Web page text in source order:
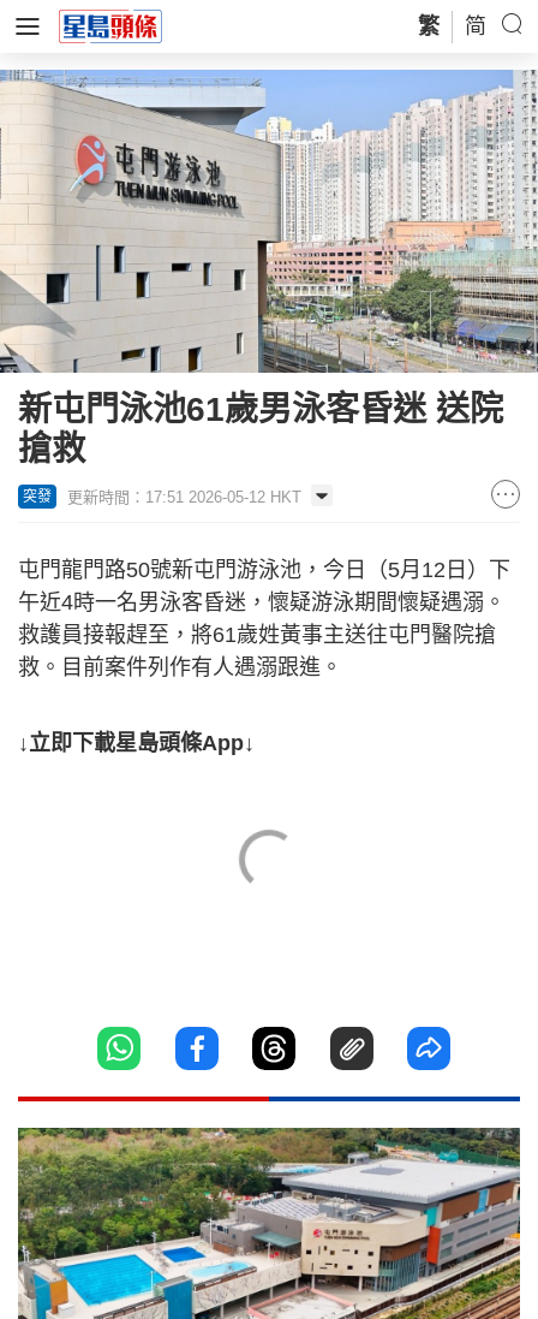
繁 简
新屯門泳池61歲男泳客昏迷 送院
搶救
突發 更新時間：17:51 2026-05-12 HKT
屯門龍門路50號新屯門游泳池，今日（5月12日）下
午近4時一名男泳客昏迷，懷疑游泳期間懷疑遇溺。
救護員接報趕至，將61歲姓黃事主送往屯門醫院搶
救。目前案件列作有人遇溺跟進。
↓立即下載星島頭條App↓